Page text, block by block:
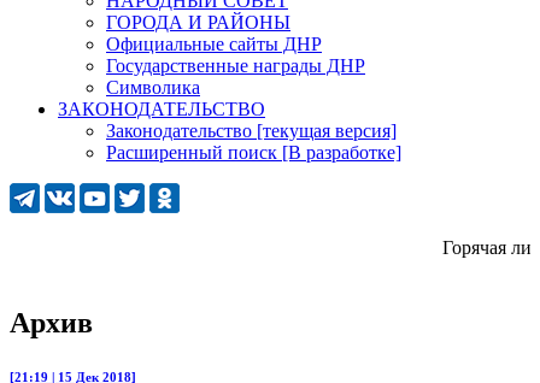
ГОРОДА И РАЙОНЫ
Официальные сайты ДНР
Государственные награды ДНР
Символика
ЗАКОНОДАТЕЛЬСТВО
Законодательство [текущая версия]
Расширенный поиск [В разработке]
Горячая
Архив
[21:19 | 15 Дек 2018]